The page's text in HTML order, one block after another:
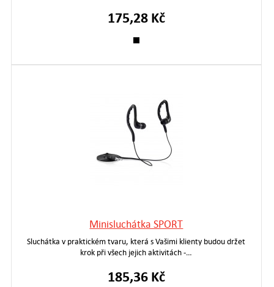
175,28 Kč
Minisluchátka SPORT
Sluchátka v praktickém tvaru, která s Vašimi klienty budou držet
krok při všech jejich aktivitách -…
185,36 Kč